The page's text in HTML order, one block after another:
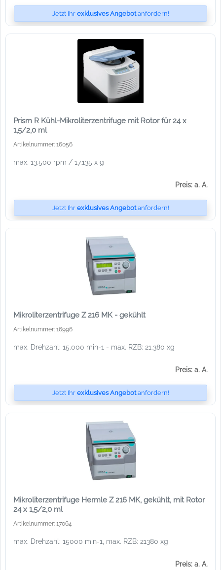
Jetzt Ihr exklusives Angebotanfordern!
Prism R Kühl-Mikroliterzentrifuge mit Rotor für 24 x
1,5/2,0 ml
Artikelnummer: 16056
max. 13.500 rpm / 17.135 x g
Preis: a. A.
Jetzt Ihr exklusives Angebotanfordern!
Mikroliterzentrifuge Z 216 MK - gekühlt
Artikelnummer: 16996
max. Drehzahl: 15.000 min-1 - max. RZB: 21.380 xg
Preis: a. A.
Jetzt Ihr exklusives Angebotanfordern!
Mikroliterzentrifuge Hermle Z 216 MK, gekühlt, mit Rotor
24 x 1,5/2,0 ml
Artikelnummer: 17064
max. Drehzahl: 15000 min-1, max. RZB: 21380 xg
Preis: a. A.